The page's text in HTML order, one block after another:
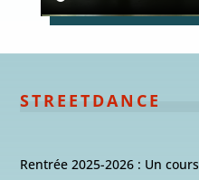
STREETDANCE
Rentrée 2025-2026 : Un